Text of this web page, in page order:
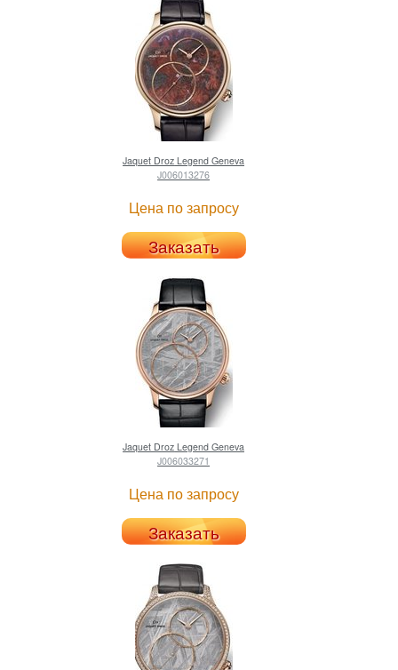
Jaquet Droz Legend Geneva
J006013276
Цена по запросу
Заказать
Jaquet Droz Legend Geneva
J006033271
Цена по запросу
Заказать